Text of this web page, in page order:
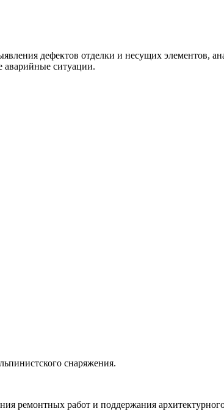
дефектов отделки и несущих элементов,
аварийные ситуации.
снаряжения.
ремонтных работ и поддержания